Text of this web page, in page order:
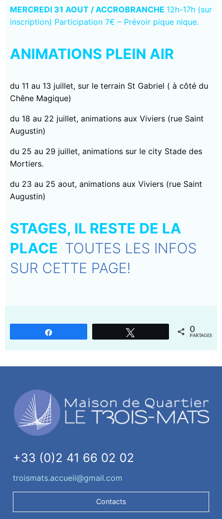
MERCREDI 31 AOUT / ACCROBRANCHE 12h-17h (sur
inscription) Participation 7€ – Prévoir pique nique.
ANIMATIONS PLEIN AIR
du 11 au 13 juillet, sur le terrain St Gabriel ( à côté du
Chêne Magique)
du 18 au 22 juillet, animations aux Viviers (rue Saint
Augustin)
du 25 au 29 juillet, animations sur le city Stade des
Mortiers.
du 23 au 25 aout, animations aux Viviers (rue Saint
Augustin)
STAGES, IL RESTE DE LA
PLACE TOUTES LES INFOS
SUR CETTE PAGE!
0
PARTAGES
+33 (0)2 41 66 02 02
troismats.accueil@gmail.com
Contacts